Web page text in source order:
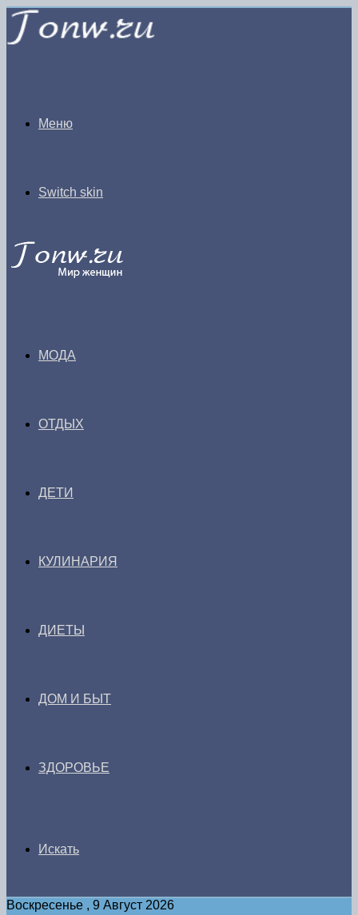
Меню
Switch skin
МОДА
ОТДЫХ
ДЕТИ
КУЛИНАРИЯ
ДИЕТЫ
ДОМ И БЫТ
ЗДОРОВЬЕ
Искать
Воскресенье , 9 Август 2026